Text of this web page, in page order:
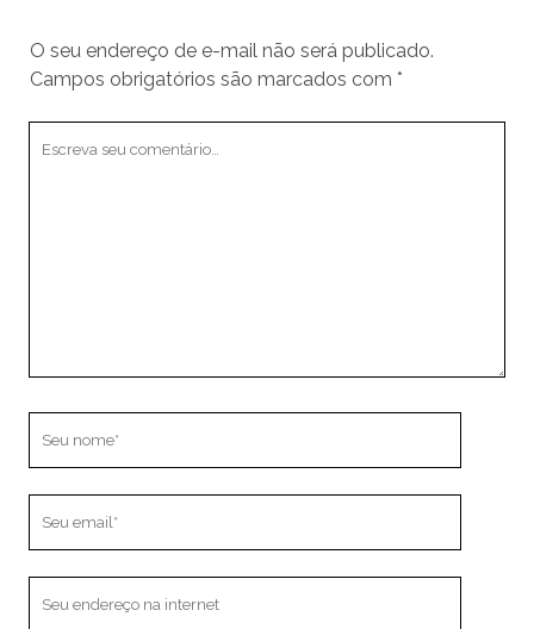
O seu endereço de e-mail não será publicado.
Campos obrigatórios são marcados com *